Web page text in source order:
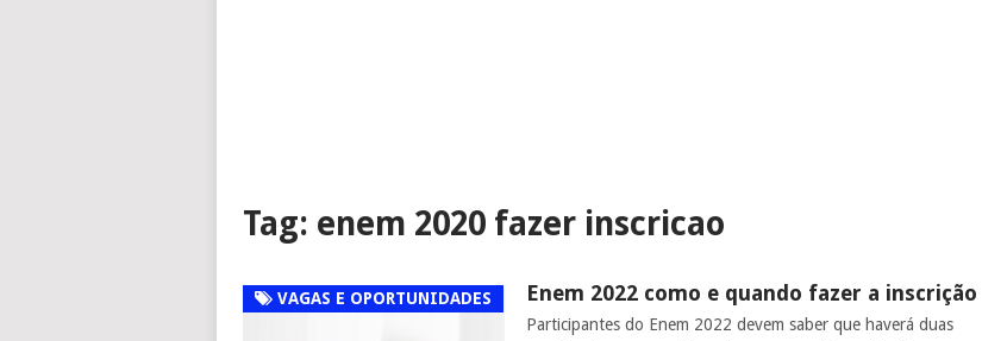
Tag: enem 2020 fazer inscricao
VAGAS E OPORTUNIDADES Enem 2022 como e quando fazer a inscrição
Participantes do Enem 2022 devem saber que haverá duas